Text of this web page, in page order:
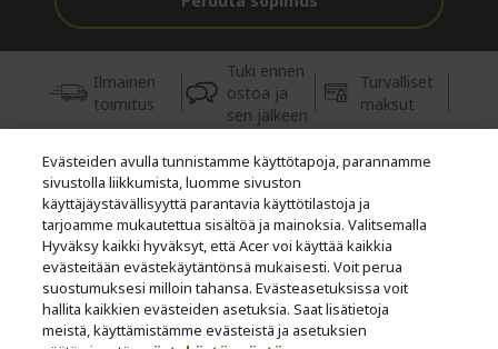
Ilmainen
toimitus
Tuki ennen
ostoa ja
sen jälkeen
Turvalliset
maksut
© 2026 Acer Inc.
Tästä kaupasta ostettavien tuotteiden ja palvelujen valtuutettu
jälleenmyyjä on CPYou BV.
Evästeiden avulla tunnistamme käyttötapoja, parannamme
sivustolla liikkumista, luomme sivuston
käyttäjäystävällisyyttä parantavia käyttötilastoja ja
tarjoamme mukautettua sisältöä ja mainoksia. Valitsemalla
Hyväksy kaikki hyväksyt, että Acer voi käyttää kaikkia
evästeitään evästekäytäntönsä mukaisesti. Voit perua
suostumuksesi milloin tahansa. Evästeasetuksissa voit
hallita kaikkien evästeiden asetuksia. Saat lisätietoja
meistä, käyttämistämme evästeistä ja asetuksien